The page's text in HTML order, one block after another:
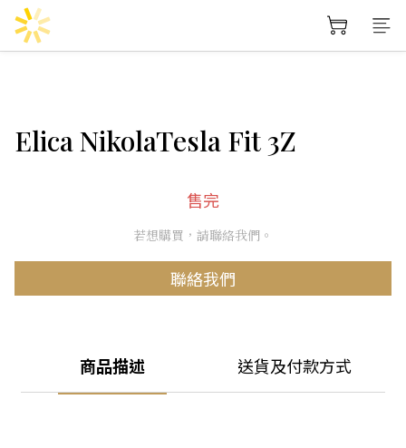
Elica NikolaTesla Fit 3Z
售完
若想購買，請聯絡我們。
聯絡我們
商品描述 送貨及付款方式